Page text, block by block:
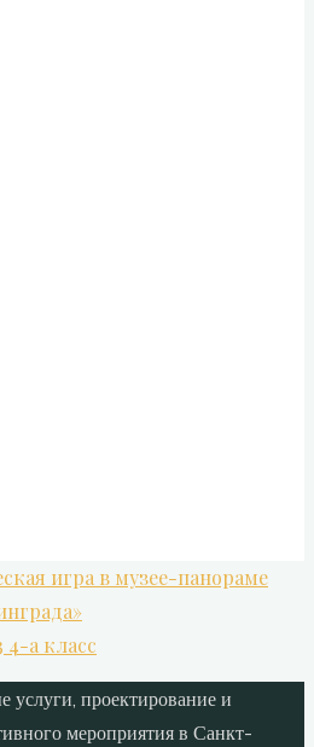
игра в музее-панораме
4-а класс
проектирование и
мероприятия в Санкт-